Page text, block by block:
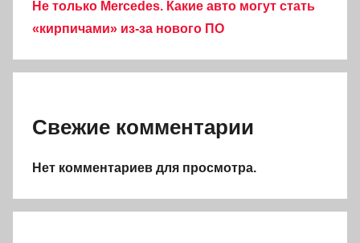
Не только Mercedes. Какие авто могут стать
«кирпичами» из-за нового ПО
Свежие комментарии
Нет комментариев для просмотра.